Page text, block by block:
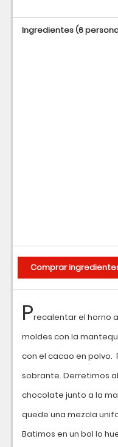
Precalentar el horno a
moldes con la
con el cacao en polvo.
sobrante. Derretimos
chocolate junto a la
quede una mezcla
Batimos en un bol lo
Ingredientes(6
Comprar